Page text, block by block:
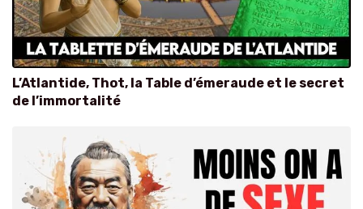
L’Atlantide, Thot, la Table d’émeraude et le secret
de l’immortalité